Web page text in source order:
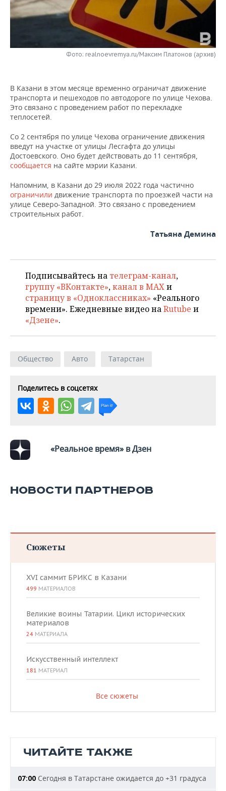
НЕФТЕХИМИЯ
ОПК
РОЗНИЧНАЯ ТОРГОВЛЯ
НОВОСТИ ТЕХНОЛОГИЙ
ТЕЛЕКОММУНИКАЦИИ
МЕРОПРИЯТИЯ
НОВОСТИ МЕРОПРИЯТИЙ
БИЗНЕС-БРАНЧИ
ONLINE-КОНФЕРЕНЦИИ
ОТКРЫТАЯ ЛЕКЦИЯ
ФУТБОЛ
ХОККЕЙ
БАСКЕТБОЛ
ВОЛЕЙБОЛ
КИБЕРСПОРТ
ФИГУРНОЕ КАТАНИЕ
НОВОСТИ ОБЩЕСТВА
ВЛАСТЬ
ИНФРАСТРУКТУРА
ИСТОРИЯ
КУЛЬТУРА
МЕДИЦИНА
ФОТОГАЛЕРЕЯ
СЮЖЕТЫ
СПРАВОЧНИК
СПИСОК ПЕРСОН
СПИСОК КОМПАНИЙ
ПОЛНАЯ ВЕРСИЯ
Фото: realnoevremya.ru/Максим Платонов (архив)
В Казани в этом месяце временно ограничат движение
транспорта и пешеходов по автодороге по улице Чехова.
Это связано с проведением работ по перекладке
теплосетей.
Со 2 сентября по улице Чехова ограничение движения
введут на участке от улицы Лесгафта до улицы
Достоевского. Оно будет действовать до 11 сентября,
сообщается на сайте мэрии Казани.
Напомним, в Казани до 29 июля 2022 года частично
ограничили движение транспорта по проезжей части на
улице Северо-Западной. Это связано с проведением
строительных работ.
Татьяна Демина
Подписывайтесь на телеграм-канал,
группу «ВКонтакте»,канал в MAXи
страницу в «Одноклассниках» «Реального
времени». Ежедневные видео наRutube и
«Дзене».
Общество Авто Татарстан
Поделитесь в соцсетях
«Реальное время» в Дзен
НОВОСТИ ПАРТНЕРОВ
Сюжеты
XVI саммит БРИКС в Казани
499 МАТЕРИАЛОВ
Великие воины Татарии. Цикл исторических
материалов
24 МАТЕРИАЛА
Искусственный интеллект
181 МАТЕРИАЛ
Все сюжеты
ЧИТАЙТЕ ТАКЖЕ
07:00 Сегодня в Татарстане ожидается до +31 градуса